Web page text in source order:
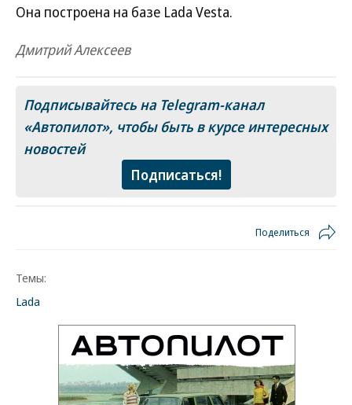
Она построена на базе Lada Vesta.
Дмитрий Алексеев
Подписывайтесь на Telegram-канал
«Автопилот», чтобы быть в курсе интересных
новостей
Подписаться!
Поделиться
Темы:
Lada